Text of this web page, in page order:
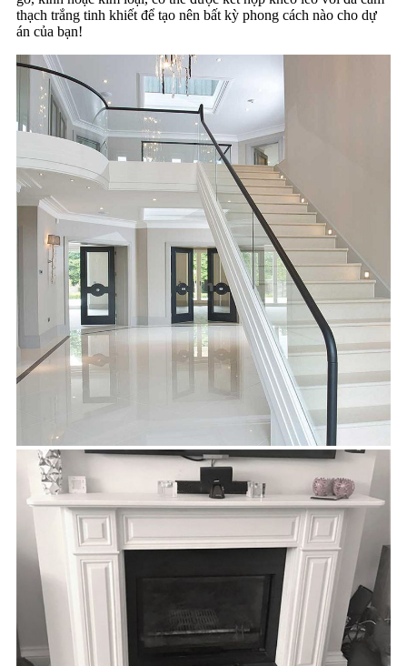
thạch trắng tinh khiết để tạo nên bất kỳ phong cách nào cho dự
án của bạn!